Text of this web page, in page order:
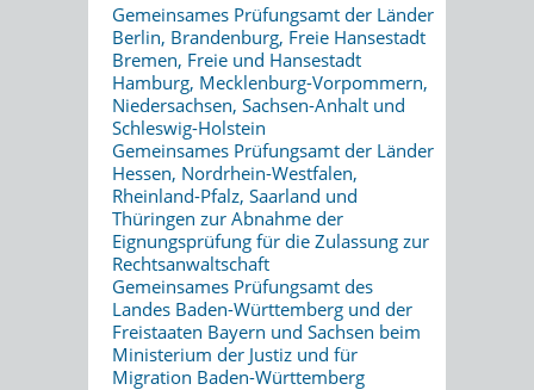
Gemeinsames Prüfungsamt der Länder
Berlin, Brandenburg, Freie Hansestadt
Bremen, Freie und Hansestadt
Hamburg, Mecklenburg-Vorpommern,
Niedersachsen, Sachsen-Anhalt und
Schleswig-Holstein
Gemeinsames Prüfungsamt der Länder
Hessen, Nordrhein-Westfalen,
Rheinland-Pfalz, Saarland und
Thüringen zur Abnahme der
Eignungsprüfung für die Zulassung zur
Rechtsanwaltschaft
Gemeinsames Prüfungsamt des
Landes Baden-Württemberg und der
Freistaaten Bayern und Sachsen beim
Ministerium der Justiz und für
Migration Baden-Württemberg